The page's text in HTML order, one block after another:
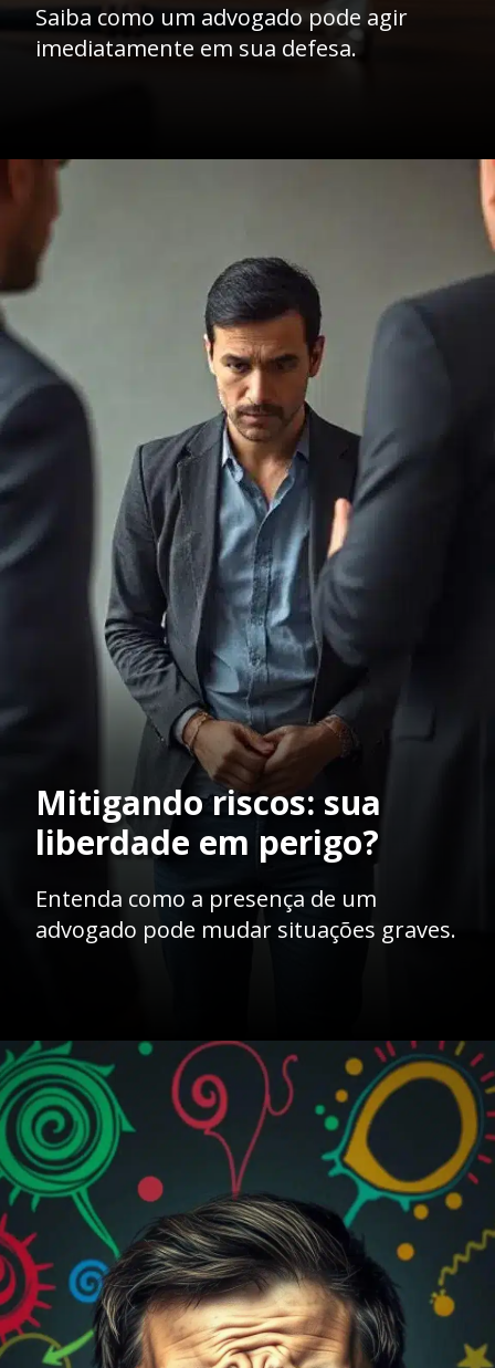
Saiba como um advogado pode agir
imediatamente em sua defesa.
Mitigando riscos: sua
liberdade em perigo?
Entenda como a presença de um
advogado pode mudar situações graves.
Opening https://ademilsoncs.adv.br/